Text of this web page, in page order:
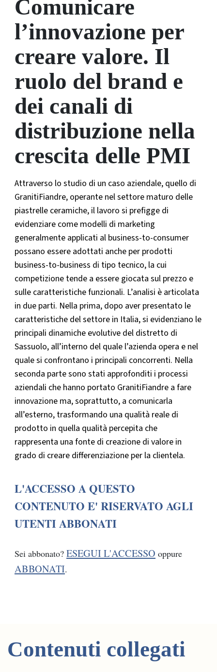
Comunicare
l’innovazione per
creare valore. Il
ruolo del brand e
dei canali di
distribuzione nella
crescita delle PMI
Attraverso lo studio di un caso aziendale, quello di
GranitiFiandre, operante nel settore maturo delle
piastrelle ceramiche, il lavoro si prefigge di
evidenziare come modelli di marketing
generalmente applicati al business-to-consumer
possano essere adottati anche per prodotti
business-to-business di tipo tecnico, la cui
competizione tende a essere giocata sul prezzo e
sulle caratteristiche funzionali. L’analisi è articolata
in due parti. Nella prima, dopo aver presentato le
caratteristiche del settore in Italia, si evidenziano le
principali dinamiche evolutive del distretto di
Sassuolo, all’interno del quale l’azienda opera e nel
quale si confrontano i principali concorrenti. Nella
seconda parte sono stati approfonditi i processi
aziendali che hanno portato GranitiFiandre a fare
innovazione ma, soprattutto, a comunicarla
all’esterno, trasformando una qualità reale di
prodotto in quella qualità percepita che
rappresenta una fonte di creazione di valore in
grado di creare differenziazione per la clientela.
L'ACCESSO A QUESTO
CONTENUTO E' RISERVATO AGLI
UTENTI ABBONATI
Sei abbonato? ESEGUI L'ACCESSO oppure
ABBONATI.
Contenuti collegati